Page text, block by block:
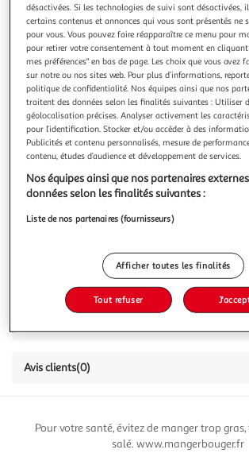
ALPINA SAVOIE
Pâtes frisettes
Semoule de blé dur français
En savoir +
500g
Afficher le prix
Avis clients(0)
Pour votre santé, évitez de manger trop
salé. www.mangerbouger.fr
désactivées. Si les technologies de suivi sont désactivées,
certains contenus et annonces qui vous sont présentés ne
pour vous. Vous pouvez faire réapparaître ce menu pour
pour retirer votre consentement à tout moment en cliquant
mes préférences" en bas de page. Les choix que vous avez
sur notre ou nos sites web. Pour plus d’informations,
politique de confidentialité. Nos équipes ainsi que nos
traitent des données selon les finalités suivantes : Utiliser
géolocalisation précises. Analyser activement les
pour l’identification. Stocker et/ou accéder à des
Publicités et contenu personnalisés, mesure de
contenu, études d’audience et développement de services.
Nos équipes ainsi que nos partenaires
données selon les finalités suivantes :
Liste de nos partenaires (fournisseurs)
Afficher toutes les finalités
Tout refuser